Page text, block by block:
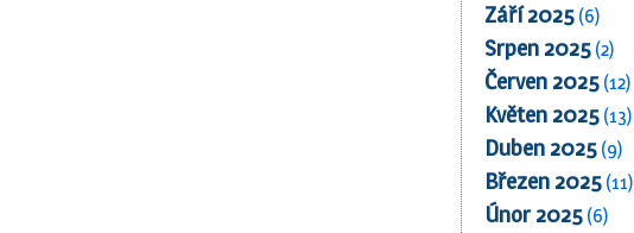
Září 2025 (6)
Srpen 2025 (2)
Červen 2025 (12)
Květen 2025 (13)
Duben 2025 (9)
Březen 2025 (11)
Únor 2025 (6)